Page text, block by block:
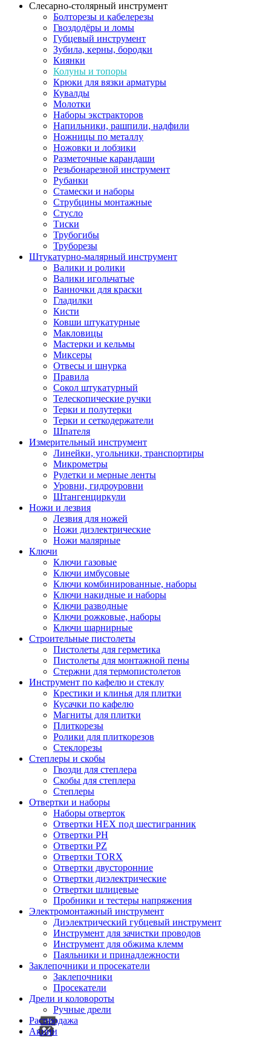
Слесарно-столярный инструмент
Болторезы и кабелерезы
Гвоздодёры и ломы
Губцевый инструмент
Зубила, керны, бородки
Киянки
Колуны и топоры
Крюки для вязки арматуры
Кувалды
Молотки
Наборы экстракторов
Напильники, рашпили, надфили
Ножницы по металлу
Ножовки и лобзики
Разметочные карандаши
Резьбонарезной инструмент
Рубанки
Стамески и наборы
Струбцины монтажные
Стусло
Тиски
Трубогибы
Труборезы
Штукатурно-малярный инструмент
Валики и ролики
Валики игольчатые
Ванночки для краски
Гладилки
Кисти
Ковши штукатурные
Макловицы
Мастерки и кельмы
Миксеры
Отвесы и шнурка
Правила
Сокол штукатурный
Телескопические ручки
Терки и полутерки
Терки и сеткодержатели
Шпателя
Измерительный инструмент
Линейки, угольники, транспортиры
Микрометры
Рулетки и мерные ленты
Уровни, гидроуровни
Штангенциркули
Ножи и лезвия
Лезвия для ножей
Ножи диэлектрические
Ножи малярные
Ключи
Ключи газовые
Ключи имбусовые
Ключи комбинированные, наборы
Ключи накидные и наборы
Ключи разводные
Ключи рожковые, наборы
Ключи шарнирные
Строительные пистолеты
Пистолеты для герметика
Пистолеты для монтажной пены
Стержни для термопистолетов
Инструмент по кафелю и стеклу
Крестики и клинья для плитки
Кусачки по кафелю
Магниты для плитки
Плиткорезы
Ролики для плиткорезов
Стеклорезы
Степлеры и скобы
Гвозди для степлера
Скобы для степлера
Степлеры
Отвертки и наборы
Наборы отверток
Отвертки HEX под шестигранник
Отвертки PH
Отвертки PZ
Отвертки TORX
Отвертки двусторонние
Отвертки диэлектрические
Отвертки шлицевые
Пробники и тестеры напряжения
Электромонтажный инструмент
Диэлектрический губцевый инструмент
Инструмент для зачистки проводов
Инструмент для обжима клемм
Паяльники и принадлежности
Заклепочники и просекатели
Заклепочники
Просекатели
Дрели и коловороты
Ручные дрели
Распродажа
Акции